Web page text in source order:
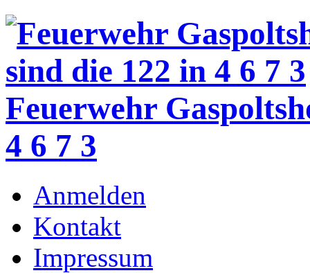
Feuerwehr
4 6 7 3
Anmelden
Kontakt
Impressum